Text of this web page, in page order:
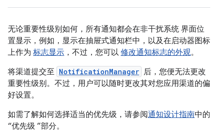
无论重要性级别如何，所有通知都会在非干扰系统 界面位
置显示，例如，显示在抽屉式通知栏中，以及在启动器图标
上作为 标志显示 ，不过，您可以 修改通知标志的外观。
将渠道提交至 NotificationManager 后，您便无法更改
重要性级别。不过，用户可以随时更改其对您应用渠道的偏
好设置。
如需了解如何选择适当的优先级，请参阅通知设计指南中的
“优先级 ”部分。